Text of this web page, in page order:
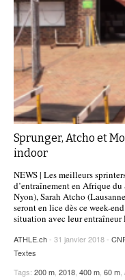
Sprunger, Atcho et
indoor
NEWS | Les meilleurs
d’entraînement en Afrique
Nyon), Sarah Atcho
seront en lice dès ce week-
situation avec leur
ATHLE.ch- 31 janvier 2018 -
Textes
Tags: 200 m 2018 400 m 60 m